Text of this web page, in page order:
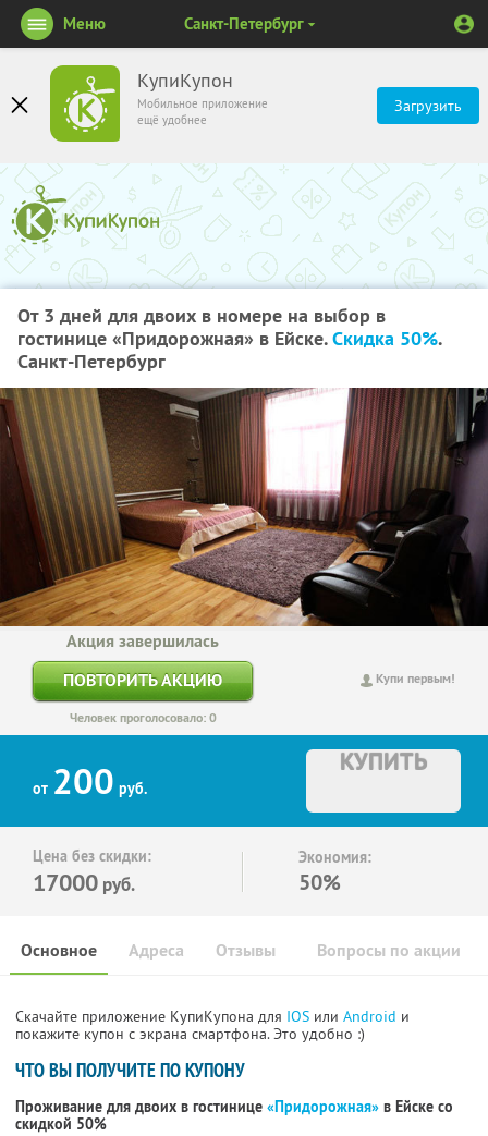
КупиКупон
Мобильное приложение
ещё удобнее
Загрузить
Меню Санкт-Петербург
От 3 дней для двоих в номере на выбор в
гостинице «Придорожная» в Ейске.Скидка 50%.
Санкт-Петербург
Купи первым!
Акция завершилась
ПОВТОРИТЬ АКЦИЮ
Человек проголосовало: 0
от 200 руб.
КУПИТЬ
Цена без скидки:
17000 руб.
Экономия:
50%
Основное Отзывы Вопросы по акции
Адреса
Скачайте приложение КупиКупона для IOS или Android и
покажите купон с экрана смартфона. Это удобно :)
ЧТО ВЫ ПОЛУЧИТЕ ПО КУПОНУ
Проживание для двоих в гостинице «Придорожная» в Ейске со
скидкой 50%